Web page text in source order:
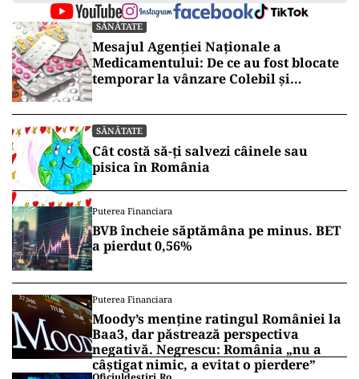
SĂNĂTATE
Mesajul Agenției Naționale a
Medicamentului: De ce au fost blocate
temporar la vânzare Colebil și
SĂNĂTATE
Cât costă să-ți salvezi câinele sau
pisica în România
Puterea Financiara
BVB încheie săptămâna pe minus. BET
a pierdut 0,56%
Puterea Financiara
Moody’s menține ratingul României la
Baa3, dar păstrează perspectiva
negativă. Negrescu: România „nu a
câștigat nimic, a evitat o pierdere”